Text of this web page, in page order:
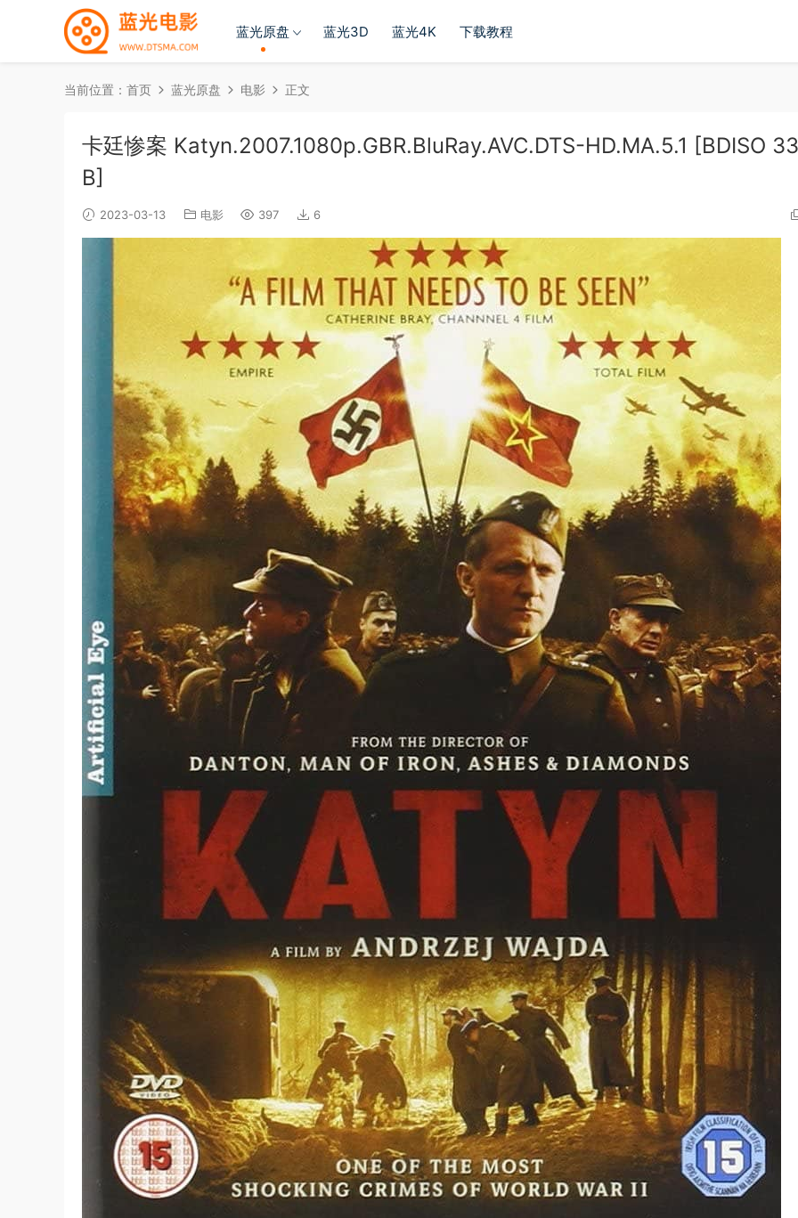
蓝光原盘 蓝光3D 蓝光4K 下载教程
当前位置： 首页 蓝光原盘 电影 正文
卡廷惨案 Katyn.2007.1080p.GBR.BluRay.AVC.DTS-HD.MA.5.1 [BDISO
B]
2023-03-13 电影 397 6